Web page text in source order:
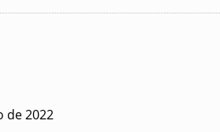
de 2022